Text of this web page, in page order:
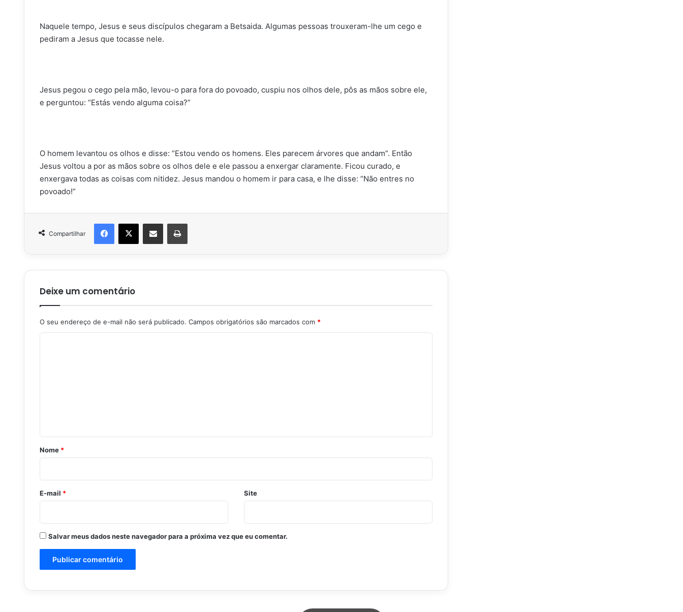
Naquele tempo, Jesus e seus discípulos chegaram a Betsaida. Algumas pessoas trouxeram-lhe um cego e
pediram a Jesus que tocasse nele.
Jesus pegou o cego pela mão, levou-o para fora do povoado, cuspiu nos olhos dele, pôs as mãos sobre ele,
e perguntou: “Estás vendo alguma coisa?”
O homem levantou os olhos e disse: “Estou vendo os homens. Eles parecem árvores que andam”. Então
Jesus voltou a por as mãos sobre os olhos dele e ele passou a enxergar claramente. Ficou curado, e
enxergava todas as coisas com nitidez. Jesus mandou o homem ir para casa, e lhe disse: “Não entres no
povoado!”
Compartilhar
Deixe um comentário
O seu endereço de e-mail não será publicado. Campos obrigatórios são marcados com *
r
o
*
Nome *
E-mail * Site
Salvar meus dados neste navegador para a próxima vez que eu comentar.